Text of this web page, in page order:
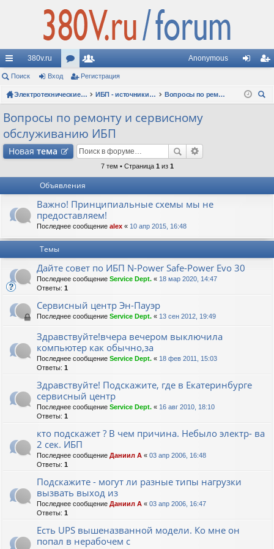
с
ы
лк
и
380v.ru
ор
ум
ол
ьз
ат
ел
Anonymous
д ис
Поиск Вход Регистрация
Электротехнические форумы ИБП - источники бесперебойного питания
Вопросы по ремонту и сервисному обслуживанию ИБП
Вопросы по ремонту и сервисному
обслуживанию ИБП
Новая тема
7 тем • Страница 1 из 1
Объявления
Важно! Принципиальные схемы мы не
предоставляем!
Последнее сообщение alex « 10 апр 2015, 16:48
Темы
Дайте совет по ИБП N-Power Safe-Power Evo 30
Последнее сообщение Service Dept. « 18 мар 2020, 14:47
Ответы: 1
Сервисный центр Эн-Пауэр
Последнее сообщение Service Dept. « 13 сен 2012, 19:49
Здравствуйте!вчера вечером выключила
компьютер как обычно,за
Последнее сообщение Service Dept. « 18 фев 2011, 15:03
Ответы: 1
Здравствуйте! Подскажите, где в Екатеринбурге
сервисный центр
Последнее сообщение Service Dept. « 16 авг 2010, 18:10
Ответы: 1
кто подскажет ? В чем причина. Небыло электр- ва
2 сек. ИБП
Последнее сообщение Даниил А « 03 апр 2006, 16:48
Ответы: 1
Подскажите - могут ли разные типы нагрузки
вызвать выход из
Последнее сообщение Даниил А « 03 апр 2006, 16:47
Ответы: 1
Есть UPS вышеназванной модели. Ко мне он
попал в нерабочем с